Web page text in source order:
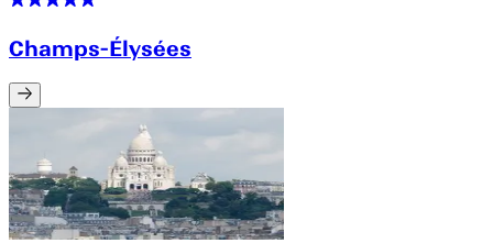
Champs-Élysées